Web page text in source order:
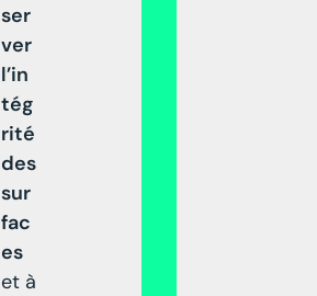
ser
ver
l’in
tég
rité
des
sur
fac
es
et à